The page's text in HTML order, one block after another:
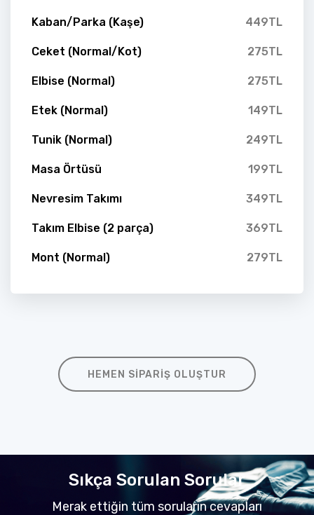
Kaban/Parka (Kaşe) 449TL
Ceket (Normal/Kot) 275TL
Elbise (Normal) 275TL
Etek (Normal) 149TL
Tunik (Normal) 249TL
Masa Örtüsü 199TL
Nevresim Takımı 349TL
Takım Elbise (2 parça) 369TL
Mont (Normal) 279TL
HEMEN SIPARIŞ OLUŞTUR
Sıkça Sorulan Sorular
Merak ettiğin tüm soruların cevapları